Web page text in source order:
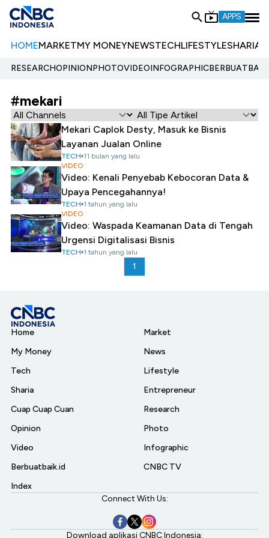
APPS
HOMEMARKETMY MONEYNEWSTECHLIFESTYLESHARIA
RESEARCHOPINIONPHOTOVIDEOINFOGRAPHIC
#mekari
Mekari Caplok Desty, Masuk ke Bisnis
Layanan Jualan Online
TECH 11 bulan yang lalu
VIDEO
Video: Kenali Penyebab Kebocoran Data &
Upaya Pencegahannya!
TECH 1 tahun yang lalu
VIDEO
Video: Waspada Keamanan Data di Tengah
Urgensi Digitalisasi Bisnis
TECH 1 tahun yang lalu
1
Home
My Money
Tech
Sharia
Cuap Cuap Cuan
Opinion
Video
Berbuatbaik.id
Index
Market
News
Lifestyle
Entrepreneur
Research
Photo
Infographic
CNBC TV
Connect With Us:
Download aplikasi CNBC Indonesia: